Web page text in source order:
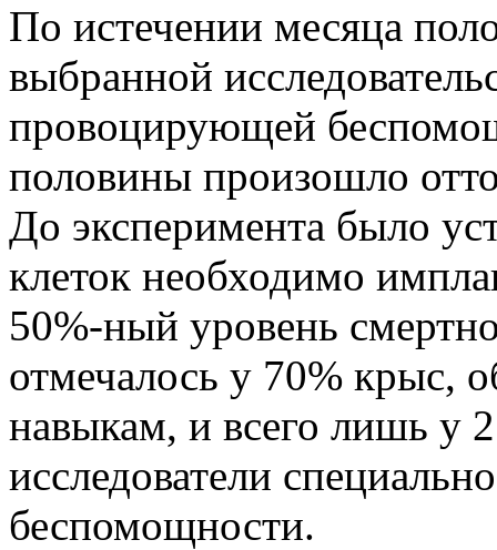
По истечении месяца
выбранной
провоцирующей
половины произошло
До эксперимента было
клеток необходимо
50%-ный уровень
отмечалось у 70% крыс,
навыкам, и всего лишь у
исследователи
беспомощности.